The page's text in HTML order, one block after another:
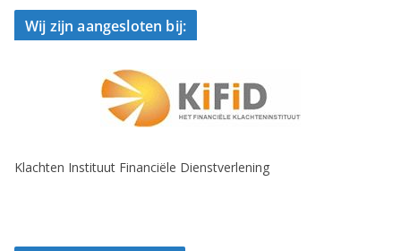
Wij zijn aangesloten bij:
Klachten Instituut Financiële Dienstverlening